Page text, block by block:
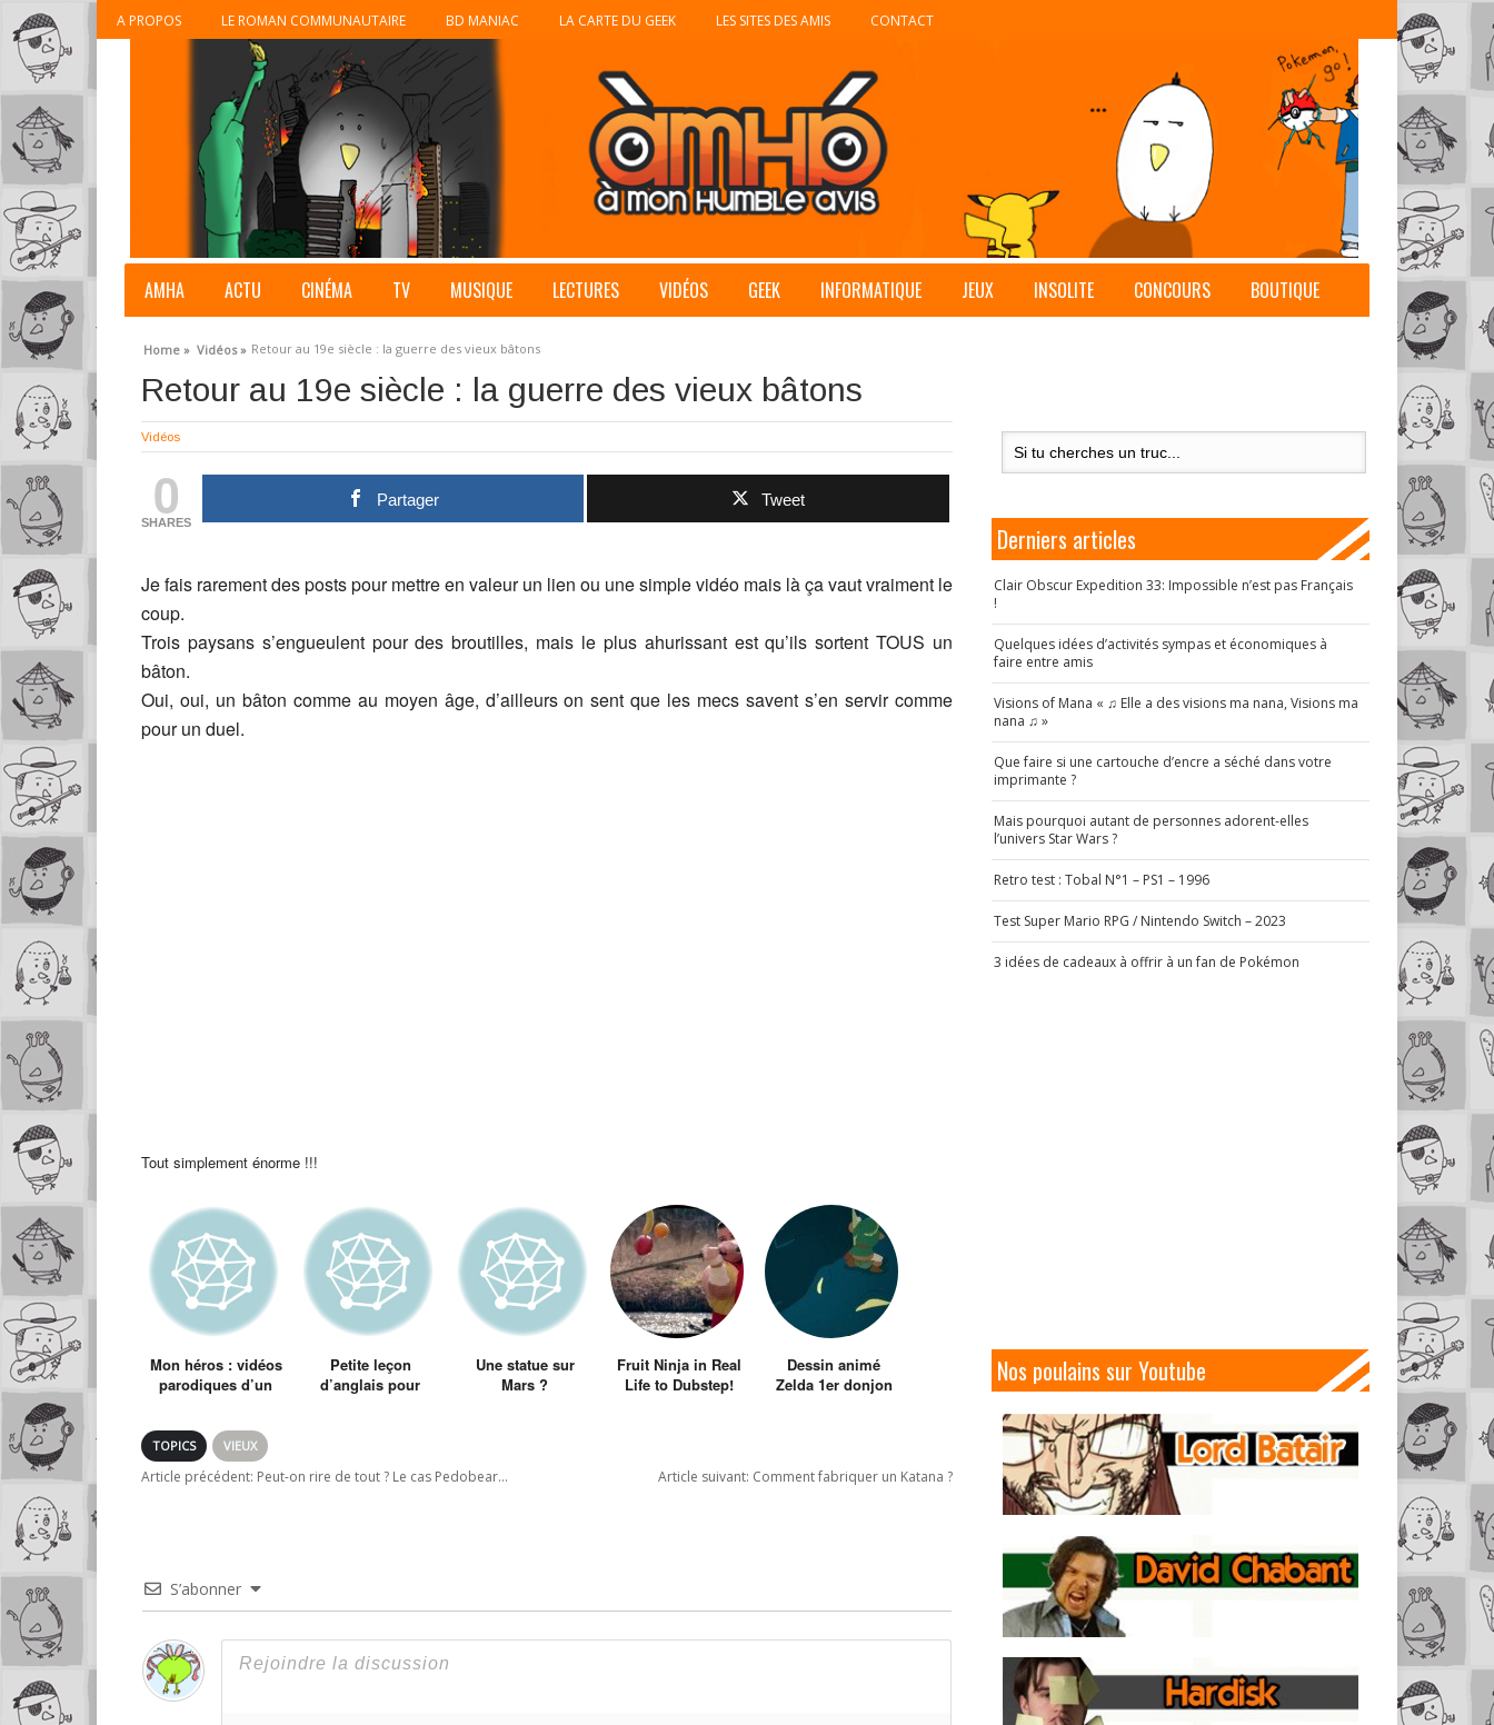
A PROPOS LE ROMAN COMMUNAUTAIRE BD MANIAC LA CARTE DU GEEK LES SITES DES AMIS CONTACT
AMHA ACTU CINÉMA TV MUSIQUE LECTURES VIDÉOS GEEK INFORMATIQUE JEUX INSOLITE CONCOURS BOUTIQUE
Home » Vidéos » Retour au 19e siècle : la guerre des vieux bâtons
Retour au 19e siècle : la guerre des vieux bâtons
Vidéos
0
SHARES
Partager Tweet
Je fais rarement des posts pour mettre en valeur un lien ou une simple vidéo mais là ça vaut vraiment le
coup.
Trois paysans s’engueulent pour des broutilles, mais le plus ahurissant est qu’ils sortent TOUS un
bâton.
Oui, oui, un bâton comme au moyen âge, d’ailleurs on sent que les mecs savent s’en servir comme
pour un duel.
Tout simplement énorme !!!
Mon héros : vidéos
parodiques d’un
Petite leçon
d’anglais pour
Une statue sur
Mars ?
Fruit Ninja in Real
Life to Dubstep!
Dessin animé
Zelda 1er donjon
TOPICS VIEUX
Article précédent: Peut-on rire de tout ? Le cas Pedobear… Article suivant: Comment fabriquer un Katana ?
S’abonner
Derniers articles
Clair Obscur Expedition 33: Impossible n’est pas Français
!
Quelques idées d’activités sympas et économiques à
faire entre amis
Visions of Mana « ♫ Elle a des visions ma nana, Visions ma
nana ♫ »
Que faire si une cartouche d’encre a séché dans votre
imprimante ?
Mais pourquoi autant de personnes adorent-elles
l’univers Star Wars ?
Retro test : Tobal N°1 – PS1 – 1996
Test Super Mario RPG / Nintendo Switch – 2023
3 idées de cadeaux à offrir à un fan de Pokémon
Nos poulains sur Youtube